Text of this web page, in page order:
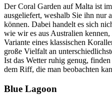
Der Coral Garden auf Malta ist
ausgeliefert, weshalb Sie ihn nur
können. Dabei handelt es sich
wie wir es aus Australien
Variante eines klassischen
große Vielfalt an
Ist das Wetter ruhig genug,
dem Riff, die man beobachten
Blue Lagoon